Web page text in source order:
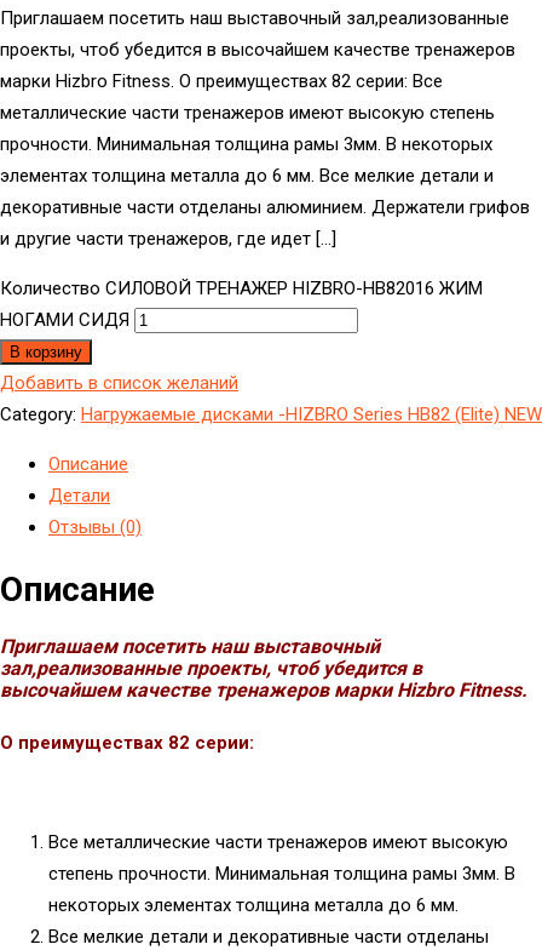
Приглашаем посетить наш выставочный зал,реализованные
проекты, чтоб убедится в высочайшем качестве тренажеров
марки Hizbro Fitness. О преимуществах 82 серии: Все
металлические части тренажеров имеют высокую степень
прочности. Минимальная толщина рамы 3мм. В некоторых
элементах толщина металла до 6 мм. Все мелкие детали и
декоративные части отделаны алюминием. Держатели грифов
и другие части тренажеров, где идет […]
Количество СИЛОВОЙ ТРЕНАЖЕР HIZBRO-HB82016 ЖИМ
НОГАМИ СИДЯ
В корзину
Добавить в список желаний
Category: Hагружаемые дисками -HIZBRO Series HB82 (Elite) NEW
Описание
Детали
Отзывы (0)
Описание
Приглашаем посетить наш выставочный
зал,реализованные проекты, чтоб убедится в
высочайшем качестве тренажеров марки Hizbro Fitness.
О преимуществах 82 серии:
Все металлические части тренажеров имеют высокую
степень прочности. Минимальная толщина рамы 3мм. В
некоторых элементах толщина металла до 6 мм.
Все мелкие детали и декоративные части отделаны